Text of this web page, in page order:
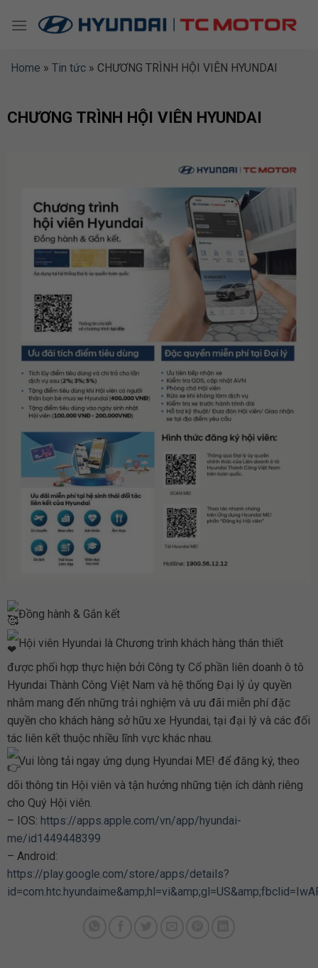
Home » Tin tức » CHƯƠNG TRÌNH HỘI VIÊN HYUNDAI
CHƯƠNG TRÌNH HỘI VIÊN HYUNDAI
Đồng hành & Gắn kết
Hội viên Hyundai là Chương trình khách hàng thân thiết
được phối hợp thực hiện bởi Công ty Cổ phần liên doanh ô tô
Hyundai Thành Công Việt Nam và hệ thống Đại lý ủy quyền
nhằm mang đến những trải nghiệm và ưu đãi miễn phí đặc
quyền cho khách hàng sở hữu xe Hyundai, tại đại lý và các đối
tác liên kết thuộc nhiều lĩnh vực khác nhau.
Vui lòng tải ngay ứng dụng Hyundai ME! để đăng ký, theo
dõi thông tin Hội viên và tận hưởng những tiện ích dành riêng
cho Quý Hội viên.
– IOS: https://apps.apple.com/vn/app/hyundai-
me/id1449448399
– Android:
https://play.google.com/store/apps/details?